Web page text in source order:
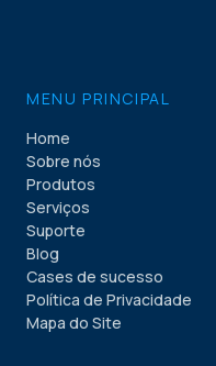
MENU PRINCIPAL
Home
Sobre nós
Produtos
Serviços
Suporte
Blog
Cases de sucesso
Política de Privacidade
Mapa do Site